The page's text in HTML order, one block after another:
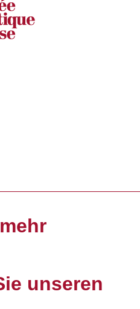
unseren